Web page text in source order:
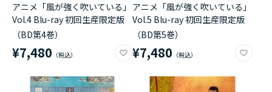
アニメ「風が強く吹いている」
Vol.4 Blu-ray 初回生産限定版
（BD第4巻）
¥7,480
アニメ「風が強く吹いている」
Vol.5 Blu-ray 初回生産限定版
（BD第5巻）
¥7,480